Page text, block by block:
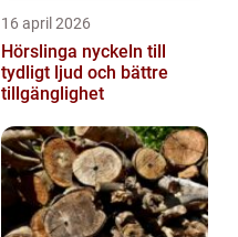
16 april 2026
Hörslinga nyckeln till
tydligt ljud och bättre
tillgänglighet